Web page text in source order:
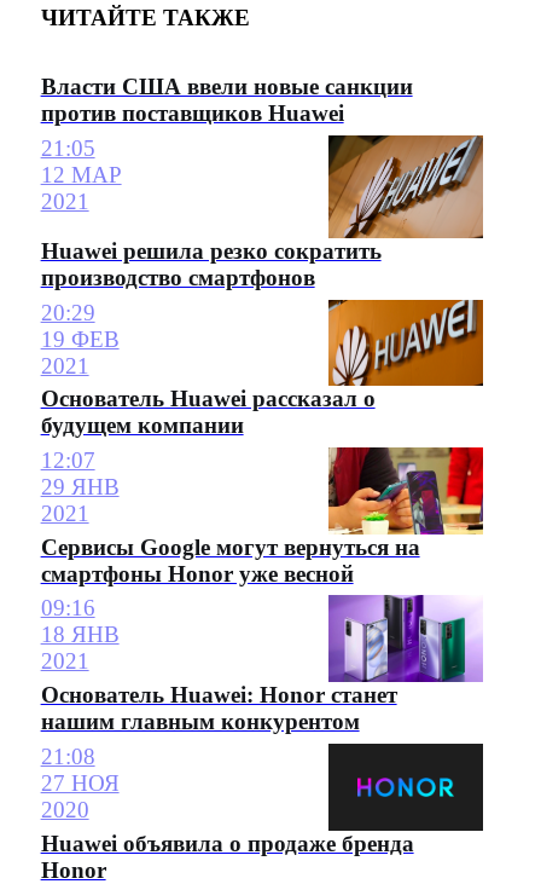
ЧИТАЙТЕ ТАКЖЕ
Власти США ввели новые санкции
против поставщиков Huawei
21:05
12 МАР
2021
Huawei решила резко сократить
производство смартфонов
20:29
19 ФЕВ
2021
Основатель Huawei рассказал о
будущем компании
12:07
29 ЯНВ
2021
Сервисы Google могут вернуться на
смартфоны Honor уже весной
09:16
18 ЯНВ
2021
Основатель Huawei: Honor станет
нашим главным конкурентом
21:08
27 НОЯ
2020
Huawei объявила о продаже бренда
Honor